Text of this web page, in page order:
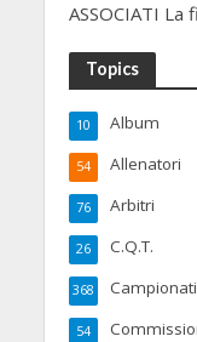
ASSOCIATI La
Topics
Album
10
Allenatori
54
Arbitri
76
C.Q.T.
26
Campionati
368
54